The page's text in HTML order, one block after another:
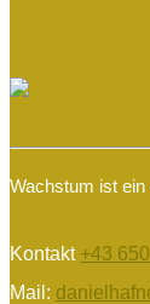
Wachstum ist ein
Kontakt +43
Mail: